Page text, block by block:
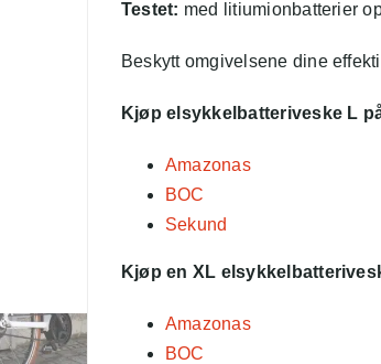
Testet: med litiumionbatterier
Beskytt omgivelsene dine
Kjøp elsykkelbatteriveske L
Amazonas
BOC
Sekund
Kjøp en XL
Amazonas
BOC